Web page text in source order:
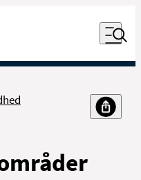
Åben
Udfør søgning